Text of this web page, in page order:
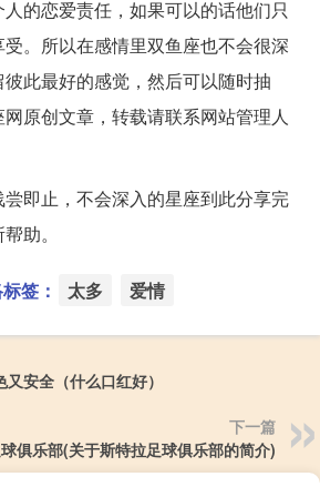
的恋爱责任，如果可以的话他们只
。所以在感情里双鱼座也不会很深
此最好的感觉，然后可以随时抽
原创文章，转载请联系网站管理人
即止，不会深入的星座到此分享完
助。
签： 太多 爱情
安全（什么口红好）
下一篇
俱乐部(关于斯特拉足球俱乐部的简介)